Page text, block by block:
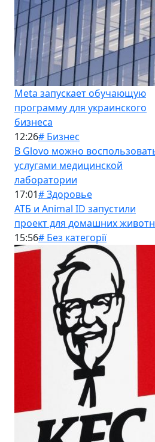
Meta запускает обучающую
программу для украинского
бизнеса
12:26# Бизнес
В Glovo можно
услугами медицинской
лаборатории
17:01# Здоровье
АТБ и Animal ID запустили
проект для домашних
15:56# Без категорії